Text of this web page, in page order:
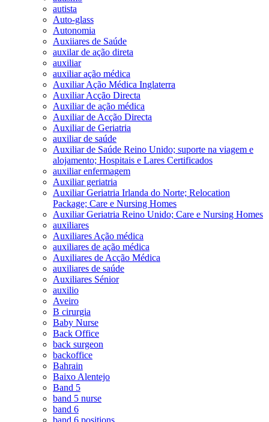
autista
Auto-glass
Autonomia
Auxiiares de Saúde
auxilar de ação direta
auxiliar
auxiliar ação médica
Auxiliar Ação Médica Inglaterra
Auxiliar Acção Directa
Auxiliar de ação médica
Auxiliar de Acção Directa
Auxiliar de Geriatria
auxiliar de saúde
Auxiliar de Saúde Reino Unido; suporte na viagem e
alojamento; Hospitais e Lares Certificados
auxiliar enfermagem
Auxiliar geriatria
Auxiliar Geriatria Irlanda do Norte; Relocation
Package; Care e Nursing Homes
Auxiliar Geriatria Reino Unido; Care e Nursing Homes
auxiliares
Auxiliares Ação médica
auxiliares de ação médica
Auxiliares de Acção Médica
auxiliares de saúde
Auxiliares Sénior
auxilio
Aveiro
B cirurgia
Baby Nurse
Back Office
back surgeon
backoffice
Bahrain
Baixo Alentejo
Band 5
band 5 nurse
band 6
band 6 positions